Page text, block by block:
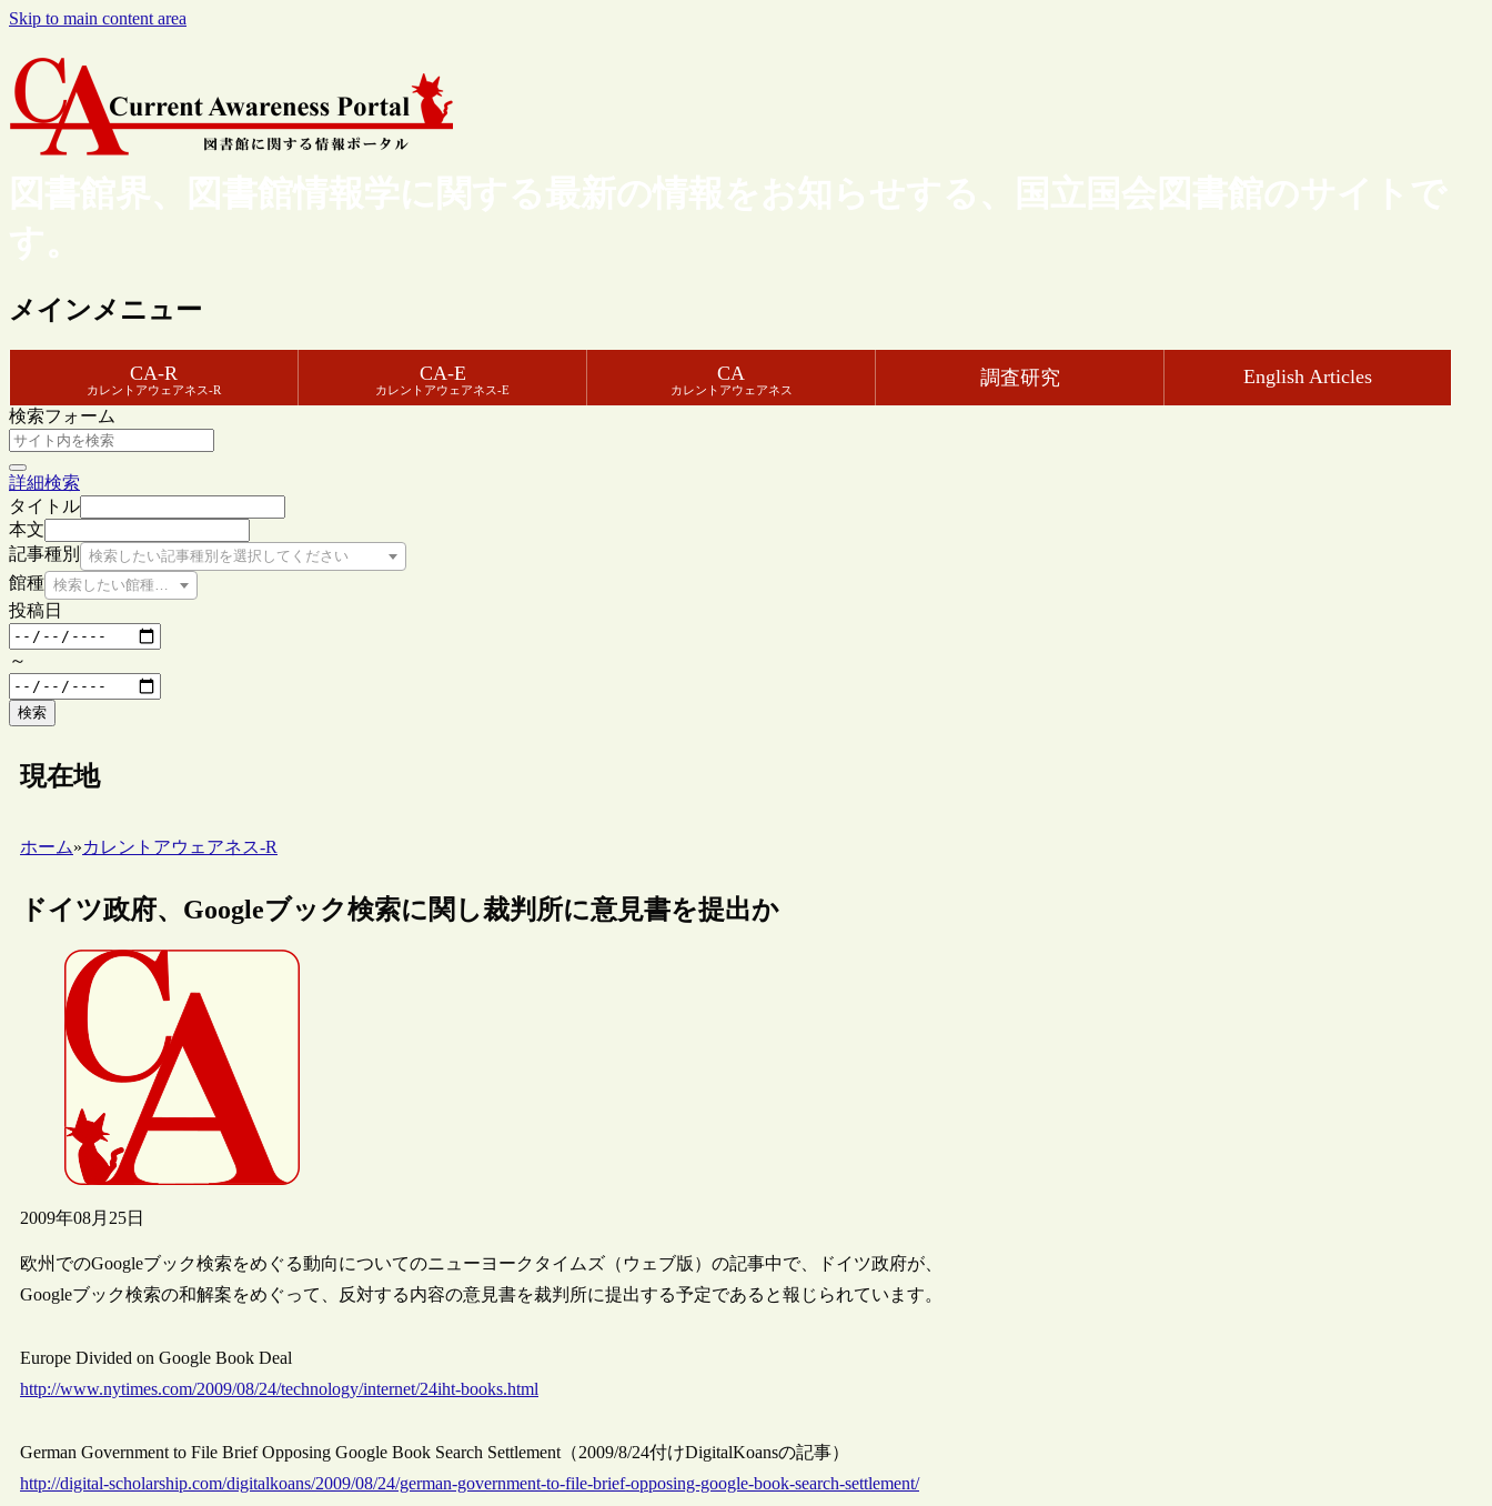
Skip to main content area
図書館界、図書館情報学に関する最新の情報をお知らせする、国立国会図書館のサイトで
す。
メインメニュー
CA-R
カレントアウェアネス-R
CA-E
カレントアウェアネス-E
CA
カレントアウェアネス
調査研究 English Articles
検索フォーム
詳細検索
タイトル
本文
記事種別
検索したい記事種別を選択してください
館種 検索したい館種を選択してください
投稿日
～
検索
現在地
ホーム»カレントアウェアネス-R
ドイツ政府、Googleブック検索に関し裁判所に意見書を提出か
2009年08月25日
欧州でのGoogleブック検索をめぐる動向についてのニューヨークタイムズ（ウェブ版）の記事中で、ドイツ政府が、
Googleブック検索の和解案をめぐって、反対する内容の意見書を裁判所に提出する予定であると報じられています。
Europe Divided on Google Book Deal
http://www.nytimes.com/2009/08/24/technology/internet/24iht-books.html
German Government to File Brief Opposing Google Book Search Settlement（2009/8/24付けDigitalKoansの記事）
http://digital-scholarship.com/digitalkoans/2009/08/24/german-government-to-file-brief-opposing-google-book-search-settlement/